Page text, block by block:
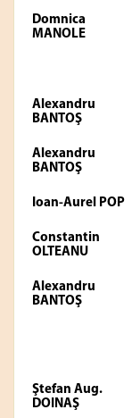
Domnica
MANOLE
Alexandru
BANTOŞ
Alexandru
BANTOŞ
Ioan-Aurel POP
Constantin
OLTEANU
Alexandru
BANTOŞ
Ştefan Aug.
DOINAŞ